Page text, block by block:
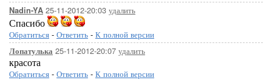
Nadin-YA 25-11-2012-20:03 удалить
Спасибо
Обратиться - Ответить - К полной версии
Лопатулька 25-11-2012-20:07 удалить
красота
Обратиться - Ответить - К полной версии